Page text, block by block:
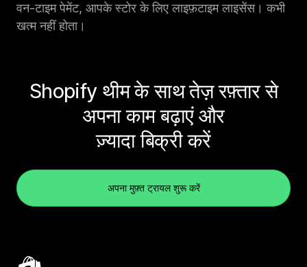
वन-टाइम पेमेंट, आपके स्टोर के लिए लाइफ़टाइम लाइसेंस। कभी
खत्म नहीं होता।
Shopify थीम के साथ तेज़ रफ़्तार से
अपना काम बढ़ाएं और
ज़्यादा बिक्री करें
अपना मुफ़्त ट्रायल शुरू करें